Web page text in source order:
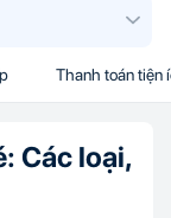
Thanh toán tiện
Các loại,